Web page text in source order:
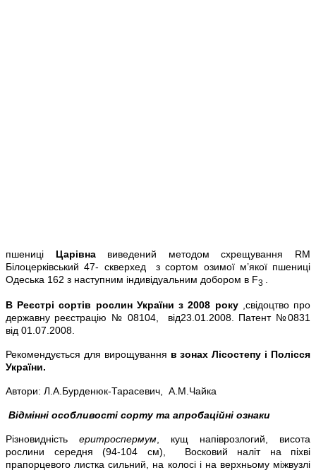
пшениці Царівнавиведений методом схрещування RM
Білоцерківський 47- скверхед з сортом озимої м’якої пшениці
Одеська 162 з наступним індивідуальним добором в F3 .
В Реєстрі сортів рослин України з 2008 року
,свідоцтво про
державну реєстрацію № 08104, від23.01.2008. Патент №0831
від 01.07.2008.
Рекомендується для вирощування в зонах Лісостепу і Полісся
України.
Автори: Л.А.Бурденюк-Тарасевич, А.М.Чайка
Відмінні особливості сорту та апробаційні ознаки
Різновидність еритроспермум , кущ напіврозлогий, висота
рослини середня (94-104 см), Восковий наліт на піхві
прапорцевого листка сильний, на колосі і на верхньому міжвузлі